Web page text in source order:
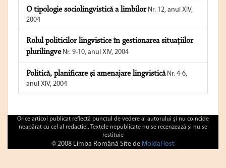
O tipologie sociolingvistică a limbilorNr. 12, anul XIV,
2004
Rolul politicilor lingvistice în gestionarea situaţiilor
plurilingveNr. 9-10, anul XIV, 2004
Politică, planificare şi amenajare lingvisticăNr. 4-6,
anul XIV, 2004
Orice articol publicat reflectă punctul de vedere al autorului şi nu coincide
neapărat cu cel al redacţiei. Textele nepublicate nu se recenzează şi nu se
restituie
© 2008 Limba Română Site de MoldaHost